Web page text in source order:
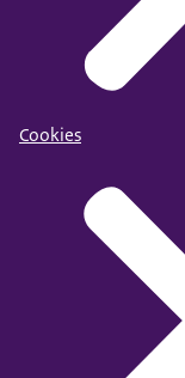
Cookies